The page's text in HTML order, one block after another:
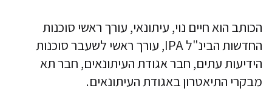
הכותב הוא חיים נוי, עיתונאי, עורך ראשי סוכנות
החדשות הבינ"ל IPA, עורך ראשי לשעבר סוכנות
הידיעות עתים, חבר אגודת העיתונאים, חבר תא
מבקרי התיאטרון באגודת העיתונאים.